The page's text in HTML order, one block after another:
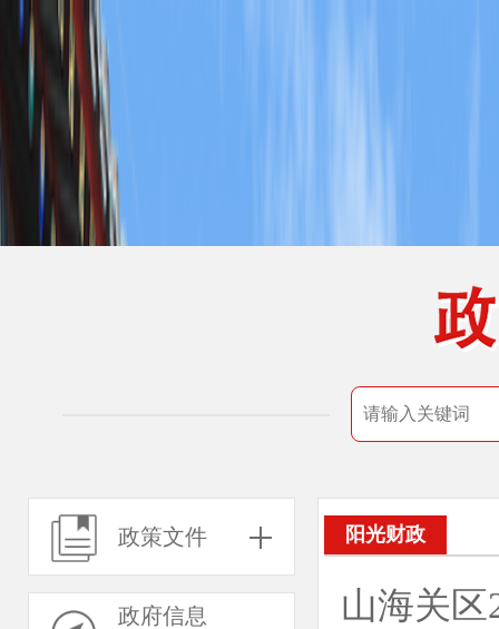
政策文件
政府信息
阳光财政
山海关